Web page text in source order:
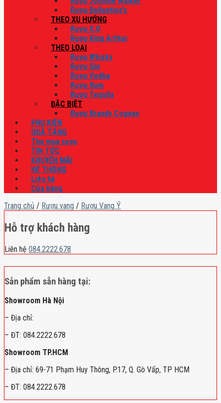
Rượu Ballantine’s
THEO XU HƯỚNG
Rượu X.O
Rượu King Arthur
THEO LOẠI
Rượu Whisky
Rượu Gin
Rượu Vodka
Rượu Rum
Rượu Tequila
ĐẶC BIỆT
Rượu Brandy Cognac
PHỤ KIỆN
QUÀ TẶNG
Thu mua rượu
TIN TỨC
KHUYẾN MÃI
HỆ THỐNG
Liên hệ
Cửa hàng
Trang chủ / Rượu vang / Rượu Vang Ý
Hỗ trợ khách hàng
Liên hệ 084.2222.678
Sản phẩm sẵn hàng tại:
Showroom Hà Nội
– Địa chỉ:
– ĐT: 084.2222.678
Showroom TP.HCM
– Địa chỉ: 69-71 Phạm Huy Thông, P.17, Q. Gò Vấp, TP HCM
– ĐT: 084.2222.678